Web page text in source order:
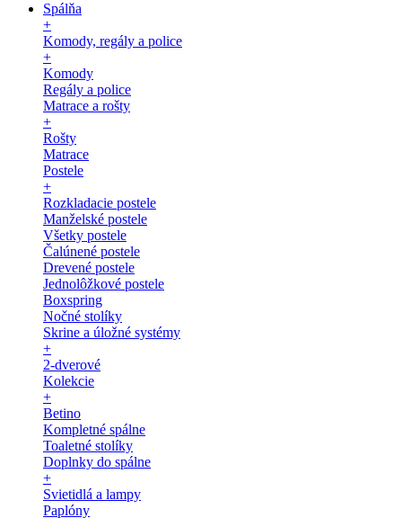
Spálňa
+
Komody, regály a police
+
Komody
Regály a police
Matrace a rošty
+
Rošty
Matrace
Postele
+
Rozkladacie postele
Manželské postele
Všetky postele
Čalúnené postele
Drevené postele
Jednolôžkové postele
Boxspring
Nočné stolíky
Skrine a úložné systémy
+
2-dverové
Kolekcie
+
Betino
Kompletné spálne
Toaletné stolíky
Doplnky do spálne
+
Svietidlá a lampy
Paplóny